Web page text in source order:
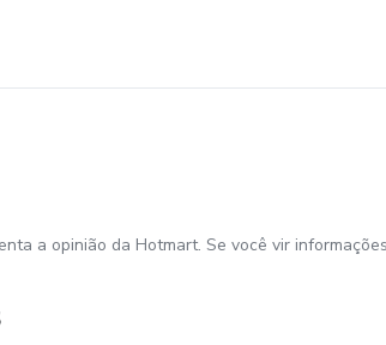
a opinião da Hotmart. Se você vir